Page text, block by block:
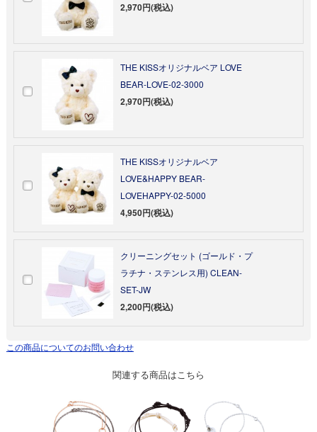
2,970円(税込)
THE KISSオリジナルベア LOVE
BEAR-LOVE-02-3000
2,970円(税込)
THE KISSオリジナルベア
LOVE&HAPPY BEAR-
LOVEHAPPY-02-5000
4,950円(税込)
クリーニングセット (ゴールド・プ
ラチナ・ステンレス用) CLEAN-
SET-JW
2,200円(税込)
この商品についてのお問い合わせ
関連する商品はこちら